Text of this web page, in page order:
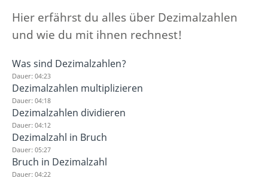
Hier erfährst du alles über Dezimalzahlen
und wie du mit ihnen rechnest!
Was sind Dezimalzahlen?
Dauer: 04:23
Dezimalzahlen multiplizieren
Dauer: 04:18
Dezimalzahlen dividieren
Dauer: 04:12
Dezimalzahl in Bruch
Dauer: 05:27
Bruch in Dezimalzahl
Dauer: 04:22